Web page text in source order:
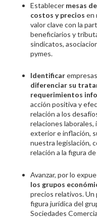
Establecer mesas
costos y precios en
valor clave con la
beneficiarios y
sindicatos,
pymes.
Identificar
diferenciar su
requerimientos
acción positiva y
relación a los
relaciones
exterior e inflación,
nuestra legislación,
relación a la figura
Avanzar, por lo
los grupos
precios relativos. Un
figura jurídica del
Sociedades